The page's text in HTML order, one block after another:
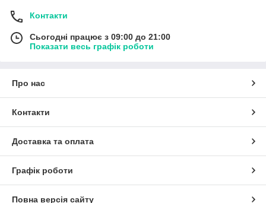
Контакти
Сьогодні працює з 09:00 до 21:00
Показати весь графік роботи
Про нас
Контакти
Доставка та оплата
Графік роботи
Повна версія сайту